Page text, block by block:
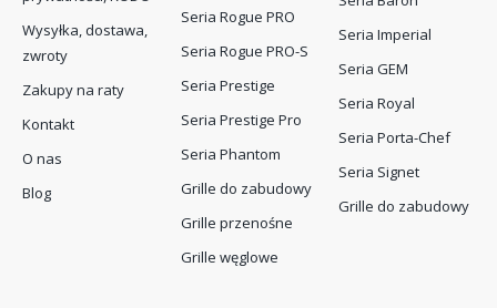
Wysyłka, dostawa,
zwroty
Zakupy na raty
Kontakt
O nas
Blog
Seria Rogue PRO
Seria Rogue PRO-S
Seria Prestige
Seria Prestige Pro
Seria Phantom
Grille do zabudowy
Grille przenośne
Grille węglowe
Seria Imperial
Seria GEM
Seria Royal
Seria Porta-Chef
Seria Signet
Grille do zabudowy